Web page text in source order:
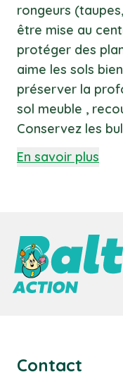
rongeurs
être mise au
protéger des
aime les sols
préserver la
sol meuble ,
Conservez les
En savoir plus
Contact